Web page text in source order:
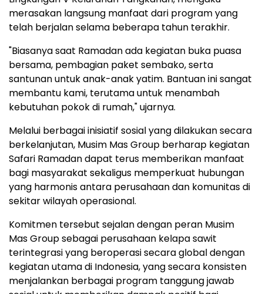
merasakan langsung manfaat dari program yang
telah berjalan selama beberapa tahun terakhir.
"Biasanya saat Ramadan ada kegiatan buka puasa
bersama, pembagian paket sembako, serta
santunan untuk anak-anak yatim. Bantuan ini sangat
membantu kami, terutama untuk menambah
kebutuhan pokok di rumah," ujarnya.
Melalui berbagai inisiatif sosial yang dilakukan secara
berkelanjutan, Musim Mas Group berharap kegiatan
Safari Ramadan dapat terus memberikan manfaat
bagi masyarakat sekaligus memperkuat hubungan
yang harmonis antara perusahaan dan komunitas di
sekitar wilayah operasional.
Komitmen tersebut sejalan dengan peran Musim
Mas Group sebagai perusahaan kelapa sawit
terintegrasi yang beroperasi secara global dengan
kegiatan utama di Indonesia, yang secara konsisten
menjalankan berbagai program tanggung jawab